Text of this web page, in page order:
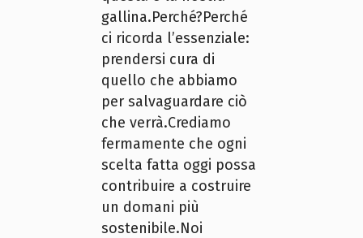
gallina.Perché?Perché
ci ricorda l’essenziale:
prendersi cura di
quello che abbiamo
per salvaguardare ciò
che verrà.Crediamo
fermamente che ogni
scelta fatta oggi possa
contribuire a costruire
un domani più
sostenibile.Noi